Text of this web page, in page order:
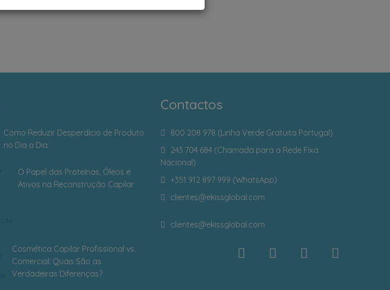
Como Reduzir Desperdício de Produto
no Dia a Dia
O Papel das Proteínas, Óleos e
Ativos na Reconstrução Capilar
Cosmética Capilar Profissional vs.
Comercial: Quais São as
Verdadeiras Diferenças?
Contactos
800 208 978 (Linha Verde Gratuita Portugal)
243 704 684 (Chamada para a Rede Fixa
Nacional)
+351 912 897 999 (WhatsApp)
clientes@ekissglobal.com
clientes@ekissglobal.com